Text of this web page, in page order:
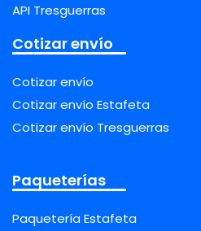
API Tresguerras
Cotizar envío
Cotizar envío
Cotizar envío Estafeta
Cotizar envío Tresguerras
Paqueterías
Paquetería Estafeta